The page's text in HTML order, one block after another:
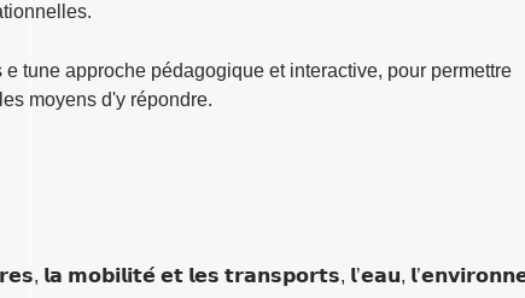
tune approche pédagogique et interactive, pour permettre
moyens d'y répondre.
𝗹𝗮 𝗺𝗼𝗯𝗶𝗹𝗶𝘁𝗲́ 𝗲𝘁 𝗹𝗲𝘀 𝘁𝗿𝗮𝗻𝘀𝗽𝗼𝗿𝘁𝘀, 𝗹’𝗲𝗮𝘂,